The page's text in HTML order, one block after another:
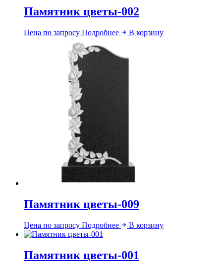
Памятник цветы-002
Цена по запросу Подробнее В корзину
Памятник цветы-009
Цена по запросу Подробнее В корзину
Памятник цветы-001